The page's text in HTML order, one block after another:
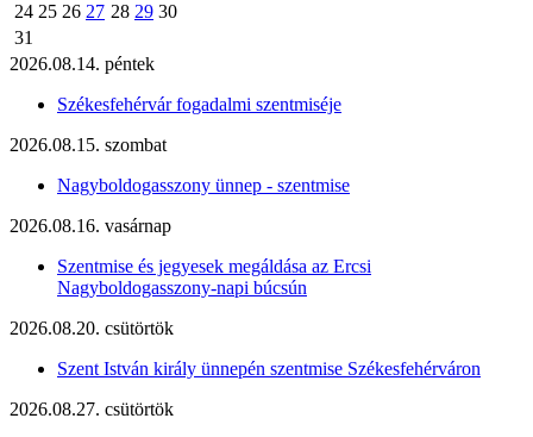
24 25 26 27 28 29 30
31
2026.08.14. péntek
Székesfehérvár fogadalmi szentmiséje
2026.08.15. szombat
Nagyboldogasszony ünnep - szentmise
2026.08.16. vasárnap
Szentmise és jegyesek megáldása az Ercsi
Nagyboldogasszony-napi búcsún
2026.08.20. csütörtök
Szent István király ünnepén szentmise Székesfehérváron
2026.08.27. csütörtök